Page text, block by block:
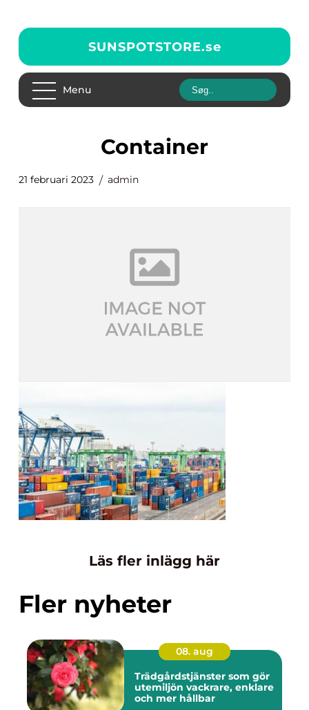
SUNSPOTSTORE.se
Menu
container
21 februari 2023 admin
Läs fler inlägg här
Fler nyheter
08. aug
Trädgårdstjänster som gör
utemiljön vackrare, enklare
och mer hållbar